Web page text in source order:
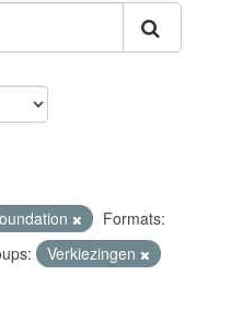
Formats:
Verkiezingen